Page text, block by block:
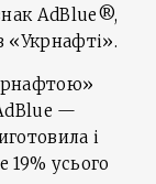
AdBlue®,
«Укрнафті».
—
і
19% усього